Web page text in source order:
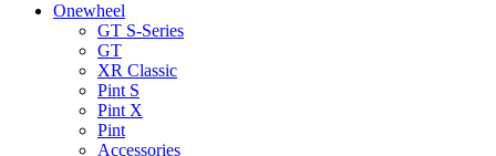
Onewheel
GT S-Series
GT
XR Classic
Pint S
Pint X
Pint
Accessories